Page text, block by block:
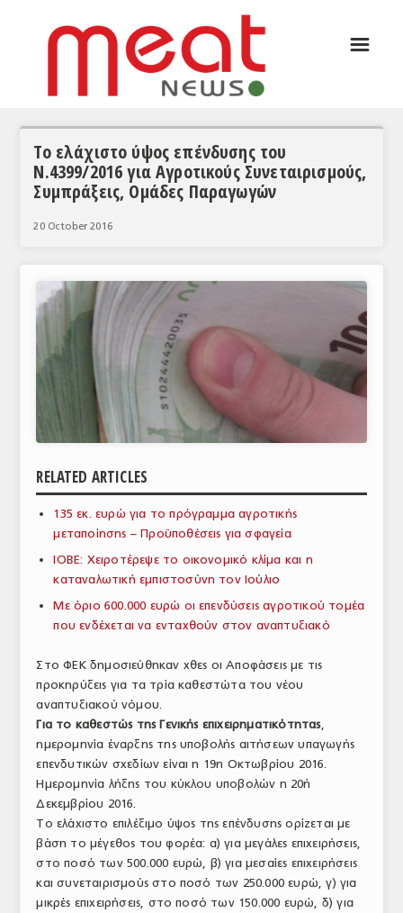
ΣΥΝΕΝΤΕΥΞΕΙΣ
ΚΟΣΜΟΣ
ΕΙΔΗΣΕΙΣ
ΕΥΡΩΠΑΪΚΕΣ ΑΠΟΦΑΣΕΙΣ
ΑΝΑΛΥΣΕΙΣ
ΣΦΑΓΕΙΑ
ΕΞΟΠΛΙΣΜΟΣ
ΕΜΠΟΡΙΚΟΙ ΑΝΤΙΠΡΟΣΩΠΟΙ
ΝΟΜΟΘΕΣΙΑ
ΕΛΛΗΝΙΚΗ ΝΟΜΟΘΕΣΙΑ
ΕΥΡΩΠΑΪΚΗ ΝΟΜΟΘΕΣΙΑ
ΤΟ ΠΕΡΙΟΔΙΚΟ
Profile
ΑΡΧΕΙΟ ΤΕΥΧΩΝ
☰
Το ελάχιστο ύψος επένδυσης του
Ν.4399/2016 για Αγροτικούς Συνεταιρισμούς,
Συμπράξεις, Ομάδες Παραγωγών
20 October 2016
RELATED ARTICLES
135 εκ. ευρώ για το πρόγραμμα αγροτικής
μεταποίησης – Προϋποθέσεις για σφαγεία
ΙΟΒΕ: Χειροτέρεψε το οικονομικό κλίμα και η
καταναλωτική εμπιστοσύνη τον Ιούλιο
Με όριο 600.000 ευρώ οι επενδύσεις αγροτικoύ τομέα
που ενδέχεται να ενταχθούν στον αναπτυξιακό
Στο ΦΕΚ δημοσιεύθηκαν χθες οι Αποφάσεις με τις
προκηρύξεις για τα τρία καθεστώτα του νέου
αναπτυξιακού νόμου.
Για το καθεστώς της Γενικής επιχειρηματικότητας,
ημερομηνία έναρξης της υποβολής αιτήσεων υπαγωγής
επενδυτικών σχεδίων είναι η 19η Οκτωβρίου 2016.
Ημερομηνία λήξης του κύκλου υποβολών η 20ή
Δεκεμβρίου 2016.
Το ελάχιστο επιλέξιμο ύψος της επένδυσης ορίζεται με
βάση το μέγεθος του φορέα: α) για μεγάλες επιχειρήσεις,
στο ποσό των 500.000 ευρώ, β) για μεσαίες επιχειρήσεις
και συνεταιρισμούς στο ποσό των 250.000 ευρώ, γ) για
μικρές επιχειρήσεις, στο ποσό των 150.000 ευρώ, δ) για